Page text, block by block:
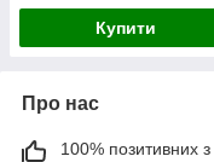
Купити
Про нас
100% позитивних з